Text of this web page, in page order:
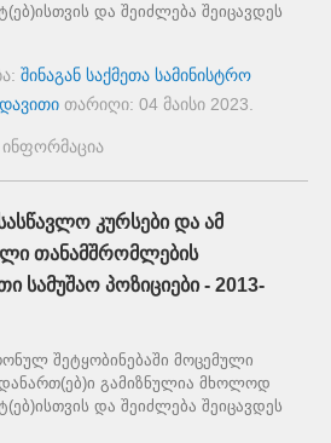
და შეიძლება შეიცავდეს
შინაგან საქმეთა სამინისტრო
დავითი თარიღი: 04 მაისი 2023
კურსები და ამ
თანამშრომლების
სამუშაო პოზიციები - 2013-
შეტყობინებაში მოცემული
გამიზნულია მხოლოდ
და შეიძლება შეიცავდეს